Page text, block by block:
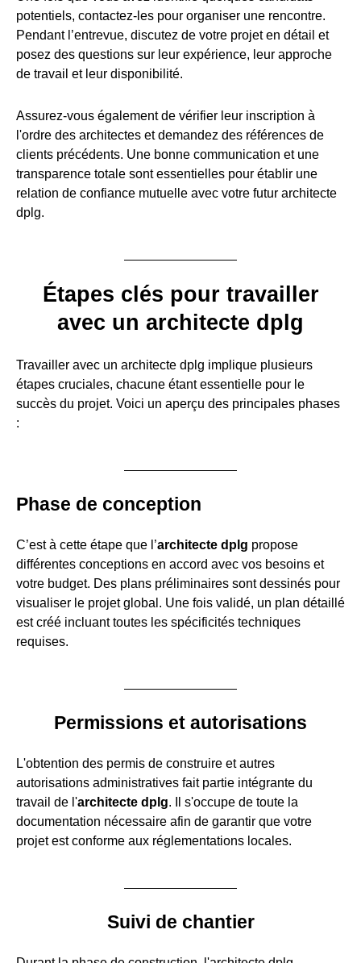
potentiels, contactez-les pour organiser une rencontre.
Pendant l’entrevue, discutez de votre projet en détail et
posez des questions sur leur expérience, leur approche
de travail et leur disponibilité.
Assurez-vous également de vérifier leur inscription à
l'ordre des architectes et demandez des références de
clients précédents. Une bonne communication et une
transparence totale sont essentielles pour établir une
relation de confiance mutuelle avec votre futur architecte
dplg.
Étapes clés pour travailler
avec un architecte dplg
Travailler avec un architecte dplg implique plusieurs
étapes cruciales, chacune étant essentielle pour le
succès du projet. Voici un aperçu des principales phases
:
Phase de conception
C’est à cette étape que l’architecte dplg propose
différentes conceptions en accord avec vos besoins et
votre budget. Des plans préliminaires sont dessinés pour
visualiser le projet global. Une fois validé, un plan détaillé
est créé incluant toutes les spécificités techniques
requises.
Permissions et autorisations
L'obtention des permis de construire et autres
autorisations administratives fait partie intégrante du
travail de l'architecte dplg. Il s'occupe de toute la
documentation nécessaire afin de garantir que votre
projet est conforme aux réglementations locales.
Suivi de chantier